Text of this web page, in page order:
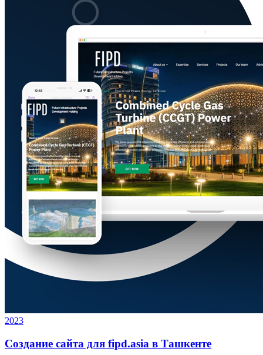
2023
Создание сайта для fipd.asia в Ташкенте